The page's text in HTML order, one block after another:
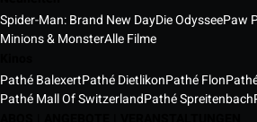
Spider-Man: Brand New DayDie OdysseePaw
Minions & MonsterAlle Filme
Pathé BalexertPathé DietlikonPathé Flon
Pathé Mall Of SwitzerlandPathé Spreitenbach